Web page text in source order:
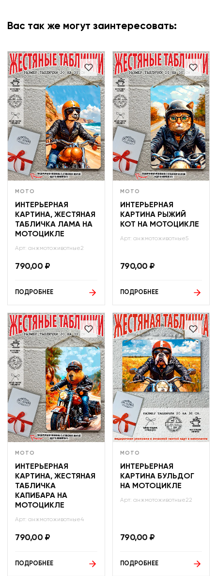
Вас так же могут заинтересовать:
МОТО
ИНТЕРЬЕРНАЯ
КАРТИНА, ЖЕСТЯНАЯ
ТАБЛИЧКА ЛАМА НА
МОТОЦИКЛЕ
Арт: анжмотоживотные2
790,00 ₽
ПОДРОБНЕЕ
МОТО
ИНТЕРЬЕРНАЯ
КАРТИНА РЫЖИЙ
КОТ НА МОТОЦИКЛЕ
Арт: анжмотоживотные5
790,00 ₽
ПОДРОБНЕЕ
МОТО
ИНТЕРЬЕРНАЯ
КАРТИНА, ЖЕСТЯНАЯ
ТАБЛИЧКА
КАПИБАРА НА
МОТОЦИКЛЕ
Арт: анжмотоживотные4
790,00 ₽
ПОДРОБНЕЕ
МОТО
ИНТЕРЬЕРНАЯ
КАРТИНА БУЛЬДОГ
НА МОТОЦИКЛЕ
Арт: анжмотоживотные22
790,00 ₽
ПОДРОБНЕЕ